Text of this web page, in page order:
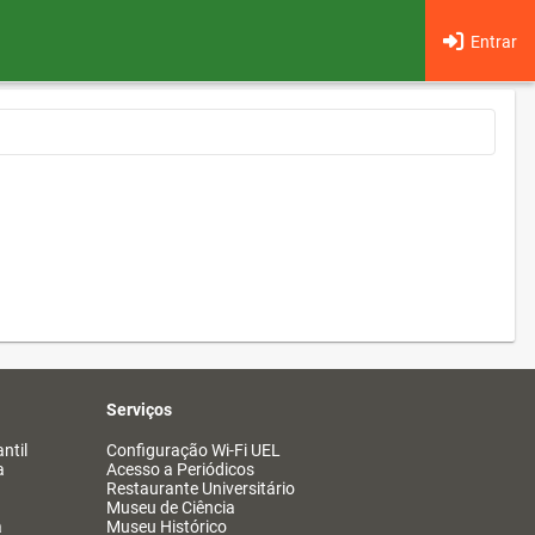
Entrar
Serviços
Configuração Wi-Fi UEL
Acesso a Periódicos
Restaurante Universitário
Museu de Ciência
Museu Histórico